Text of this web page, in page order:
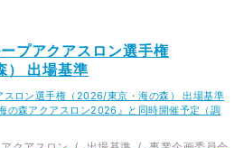
プアクアスロン選手権
） 出場基準
スロン選手権（2026/東京・海の森） 出場基準
の森アクアスロン2026』と同時開催予定（調